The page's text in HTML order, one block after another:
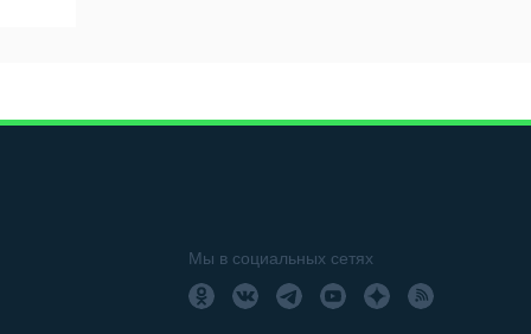
Мы в социальных сетях